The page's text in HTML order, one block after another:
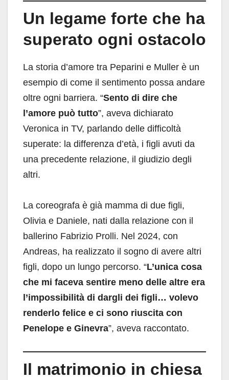
Un legame forte che ha
superato ogni ostacolo
La storia d’amore tra Peparini e Muller è un
esempio di come il sentimento possa andare
oltre ogni barriera. “Sento di dire che
l’amore può tutto”, aveva dichiarato
Veronica in TV, parlando delle difficoltà
superate: la differenza d’età, i figli avuti da
una precedente relazione, il giudizio degli
altri.
La coreografa è già mamma di due figli,
Olivia e Daniele, nati dalla relazione con il
ballerino Fabrizio Prolli. Nel 2024, con
Andreas, ha realizzato il sogno di avere altri
figli, dopo un lungo percorso. “L’unica cosa
che mi faceva sentire meno delle altre era
l’impossibilità di dargli dei figli… volevo
renderlo felice e ci sono riuscita con
Penelope e Ginevra”, aveva raccontato.
Il matrimonio in chiesa